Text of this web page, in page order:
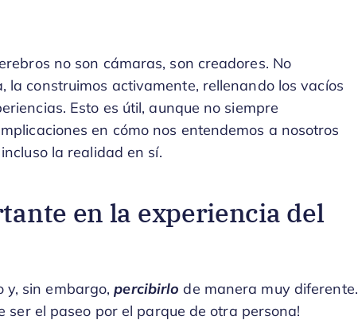
no son cámaras, son creadores. No
construimos activamente, rellenando los vacíos
Esto es útil, aunque no siempre
en cómo nos entendemos a nosotros
la realidad en sí.
en la experiencia del
y, sin embargo,percibirlo de manera muy diferente.
ser el paseo por el parque de otra persona!